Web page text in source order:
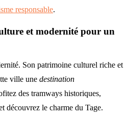
responsable.
et modernité pour un
Son patrimoine culturel riche et
ville une destination
des tramways historiques,
découvrez le charme du Tage.